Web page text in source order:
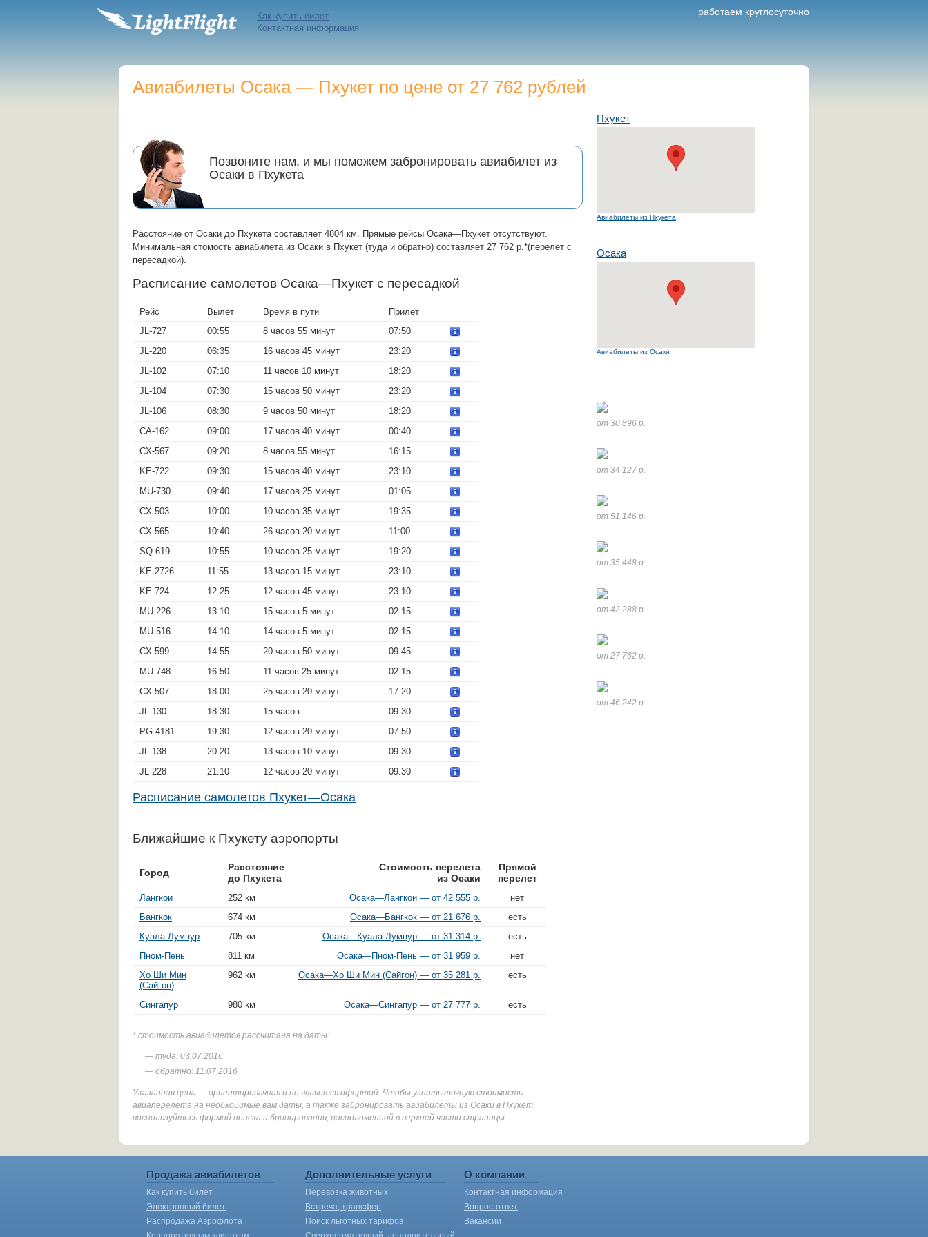
работаем круглосуточно
Как купить билет
Контактная информация
Авиабилеты Осака — Пхукет по цене от 27 762 рублей
Позвоните нам, и мы поможем забронировать авиабилет из
Осаки в Пхукета
Расстояние от Осаки до Пхукета составляет 4804 км. Прямые рейсы Осака—Пхукет отсутствуют.
Минимальная стомость авиабилета из Осаки в Пхукет (туда и обратно) составляет 27 762 р.*(перелет с
пересадкой).
Расписание самолетов Осака—Пхукет с пересадкой
Рейс Вылет Время в пути
Прилет
JL-727
00:55 8 часов 55 минут
07:50
JL-220
06:35 16 часов 45 минут
23:20
JL-102
07:10 11 часов 10 минут
18:20
JL-104
07:30 15 часов 50 минут
23:20
JL-106
08:30 9 часов 50 минут
18:20
CA-162
09:00 17 часов 40 минут
00:40
CX-567
09:20 8 часов 55 минут
16:15
KE-722
09:30 15 часов 40 минут
23:10
MU-730
09:40 17 часов 25 минут
01:05
CX-503
10:00 10 часов 35 минут
19:35
CX-565
10:40 26 часов 20 минут
11:00
SQ-619
10:55 10 часов 25 минут
19:20
KE-2726
11:55 13 часов 15 минут
23:10
KE-724
12:25 12 часов 45 минут
23:10
MU-226
13:10 15 часов 5 минут
02:15
MU-516
14:10 14 часов 5 минут
02:15
CX-599
14:55 20 часов 50 минут
09:45
MU-748
16:50 11 часов 25 минут
02:15
CX-507
18:00 25 часов 20 минут
17:20
JL-130
18:30 15 часов
09:30
PG-4181
19:30 12 часов 20 минут
07:50
JL-138
20:20 13 часов 10 минут
09:30
JL-228
21:10 12 часов 20 минут 09:30
Расписание самолетов Пхукет—Осака
Ближайшие к Пхукету аэропорты
Город
Расстояние
до Пхукета
Стоимость перелета
из Осаки
Прямой
перелет
Лангкои 252 км Осака—Лангкои — от 42 555 р.
нет
Бангкок
674 км Осака—Бангкок — от 21 676 р.
есть
Куала-Лумпур
705 км Осака—Куала-Лумпур — от 31 314 р.
есть
Пном-Пень
811 км Осака—Пном-Пень — от 31 959 р.
нет
Хо Ши Мин
(Сайгон)
962 км Осака—Хо Ши Мин (Сайгон) — от 35 281 р. есть
Сингапур 980 км Осака—Сингапур — от 27 777 р. есть
* стоимость авиабилетов рассчитана на даты:
— туда: 03.07.2016
— обратно: 11.07.2016
Указанная цена — ориентировачная и не является офертой. Чтобы узнать точную стоимость
авиаперелета на необходимые вам даты, а также забронировать авиабилеты из Осаки в Пхукет,
воспользуйтесь формой поиска и бронирования, расположенной в верхней части страницы.
Пхукет
Авиабилеты из Пхукета
Осака
Авиабилеты из Осаки
от 30 896 р.
от 34 127 р.
от 51 146 р.
от 35 448 р.
от 42 288 р.
от 27 762 р.
от 46 242 р.
Продажа авиабилетов
Как купить билет
Электронный билет
Распродажа Аэрофлота
Дополнительные услуги
Перевозка животных
Встреча, трансфер
Поиск льготных тарифов
О компании
Контактная информация
Вопрос-ответ
Вакансии